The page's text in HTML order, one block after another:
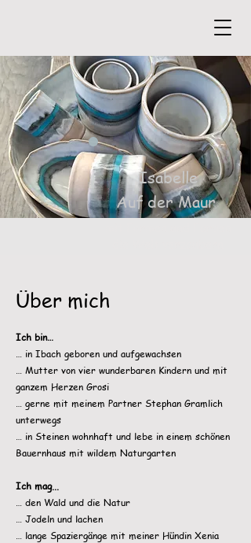
Isabelle
Auf der Maur
Über mich
Ich bin…
… in Ibach geboren und aufgewachsen
… Mutter von vier wunderbaren Kindern und mit
ganzem Herzen Grosi
… gerne mit meinem Partner Stephan Gramlich
unterwegs
… in Steinen wohnhaft und lebe in einem schönen
Bauernhaus mit wildem Naturgarten
Ich mag...
… den Wald und die Natur
… Jodeln und lachen
… lange Spaziergänge mit meiner Hündin Xenia